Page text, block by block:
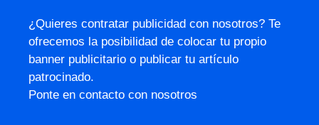
¿Quieres contratar publicidad con nosotros? Te
ofrecemos la posibilidad de colocar tu propio
banner publicitario o publicar tu artículo
patrocinado.
Ponte en contacto con nosotros